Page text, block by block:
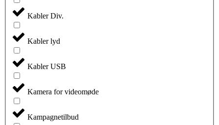
Kabler Div.
Kabler lyd
Kabler USB
Kamera for videomøde
Kampagnetilbud